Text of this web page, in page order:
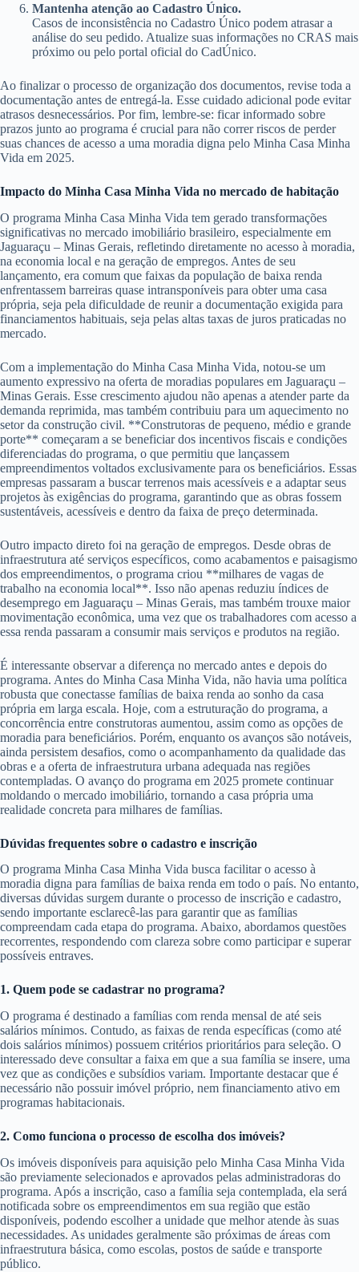
Mantenha atenção ao Cadastro Único.
Casos de inconsistência no Cadastro Único podem atrasar a
análise do seu pedido. Atualize suas informações no CRAS mais
próximo ou pelo portal oficial do CadÚnico.
Ao finalizar o processo de organização dos documentos, revise toda a
documentação antes de entregá-la. Esse cuidado adicional pode evitar
atrasos desnecessários. Por fim, lembre-se: ficar informado sobre
prazos junto ao programa é crucial para não correr riscos de perder
suas chances de acesso a uma moradia digna pelo Minha Casa Minha
Vida em 2025.
Impacto do Minha Casa Minha Vida no mercado de habitação
O programa Minha Casa Minha Vida tem gerado transformações
significativas no mercado imobiliário brasileiro, especialmente em
Jaguaraçu – Minas Gerais, refletindo diretamente no acesso à moradia,
na economia local e na geração de empregos. Antes de seu
lançamento, era comum que faixas da população de baixa renda
enfrentassem barreiras quase intransponíveis para obter uma casa
própria, seja pela dificuldade de reunir a documentação exigida para
financiamentos habituais, seja pelas altas taxas de juros praticadas no
mercado.
Com a implementação do Minha Casa Minha Vida, notou-se um
aumento expressivo na oferta de moradias populares em Jaguaraçu –
Minas Gerais. Esse crescimento ajudou não apenas a atender parte da
demanda reprimida, mas também contribuiu para um aquecimento no
setor da construção civil. **Construtoras de pequeno, médio e grande
porte** começaram a se beneficiar dos incentivos fiscais e condições
diferenciadas do programa, o que permitiu que lançassem
empreendimentos voltados exclusivamente para os beneficiários. Essas
empresas passaram a buscar terrenos mais acessíveis e a adaptar seus
projetos às exigências do programa, garantindo que as obras fossem
sustentáveis, acessíveis e dentro da faixa de preço determinada.
Outro impacto direto foi na geração de empregos. Desde obras de
infraestrutura até serviços específicos, como acabamentos e paisagismo
dos empreendimentos, o programa criou **milhares de vagas de
trabalho na economia local**. Isso não apenas reduziu índices de
desemprego em Jaguaraçu – Minas Gerais, mas também trouxe maior
movimentação econômica, uma vez que os trabalhadores com acesso a
essa renda passaram a consumir mais serviços e produtos na região.
É interessante observar a diferença no mercado antes e depois do
programa. Antes do Minha Casa Minha Vida, não havia uma política
robusta que conectasse famílias de baixa renda ao sonho da casa
própria em larga escala. Hoje, com a estruturação do programa, a
concorrência entre construtoras aumentou, assim como as opções de
moradia para beneficiários. Porém, enquanto os avanços são notáveis,
ainda persistem desafios, como o acompanhamento da qualidade das
obras e a oferta de infraestrutura urbana adequada nas regiões
contempladas. O avanço do programa em 2025 promete continuar
moldando o mercado imobiliário, tornando a casa própria uma
realidade concreta para milhares de famílias.
Dúvidas frequentes sobre o cadastro e inscrição
O programa Minha Casa Minha Vida busca facilitar o acesso à
moradia digna para famílias de baixa renda em todo o país. No entanto,
diversas dúvidas surgem durante o processo de inscrição e cadastro,
sendo importante esclarecê-las para garantir que as famílias
compreendam cada etapa do programa. Abaixo, abordamos questões
recorrentes, respondendo com clareza sobre como participar e superar
possíveis entraves.
1. Quem pode se cadastrar no programa?
O programa é destinado a famílias com renda mensal de até seis
salários mínimos. Contudo, as faixas de renda específicas (como até
dois salários mínimos) possuem critérios prioritários para seleção. O
interessado deve consultar a faixa em que a sua família se insere, uma
vez que as condições e subsídios variam. Importante destacar que é
necessário não possuir imóvel próprio, nem financiamento ativo em
programas habitacionais.
2. Como funciona o processo de escolha dos imóveis?
Os imóveis disponíveis para aquisição pelo Minha Casa Minha Vida
são previamente selecionados e aprovados pelas administradoras do
programa. Após a inscrição, caso a família seja contemplada, ela será
notificada sobre os empreendimentos em sua região que estão
disponíveis, podendo escolher a unidade que melhor atende às suas
necessidades. As unidades geralmente são próximas de áreas com
infraestrutura básica, como escolas, postos de saúde e transporte
público.